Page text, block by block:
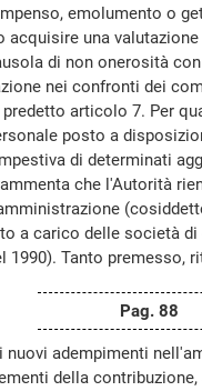
emolumento o
acquisire una
di non onerosità
nei confronti dei
articolo 7. Per
posto a
di determinati
che l'Autorità
a carico delle società
1990). Tanto premesso,
Pag. 88
nuovi adempimenti
della